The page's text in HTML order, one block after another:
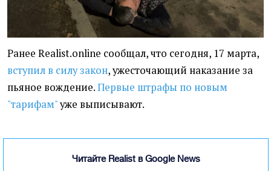
Ранее Realist.online сообщал, что сегодня, 17 марта,
вступил в силу закон, ужесточающий наказание за
пьяное вождение.Первые штрафы по новым
"тарифам"уже выписывают.
Читайте Realist в Google News